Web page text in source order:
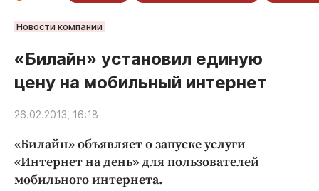
РУБРИКИ
Обнинск
Новости компаний
Статьи
Народные новости
Авто и транспорт
Благоустройство
Криминал
Новости компаний
«Билайн» установил единую
цену на мобильный интернет
26.02.2013, 16:18
«Билайн» объявляет о запуске услуги
«Интернет на день» для пользователей
мобильного интернета.